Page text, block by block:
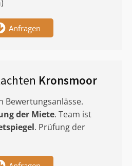
)
Anfragen
Kronsmoor
Bewertungsanlässe.
der Miete. Team ist
. Prüfung der